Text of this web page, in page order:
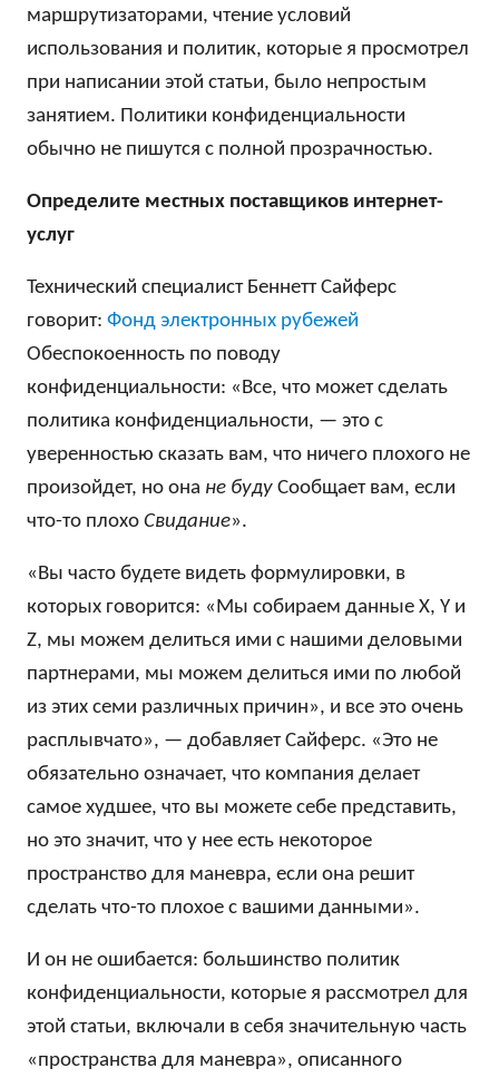
маршрутизаторами, чтение условий
использования и политик, которые я просмотрел
при написании этой статьи, было непростым
занятием. Политики конфиденциальности
обычно не пишутся с полной прозрачностью.
Определите местных поставщиков интернет-
услуг
Технический специалист Беннетт Сайферс
говорит: Фонд электронных рубежей
Обеспокоенность по поводу
конфиденциальности: «Все, что может сделать
политика конфиденциальности, — это с
уверенностью сказать вам, что ничего плохого не
произойдет, но она не буду Сообщает вам, если
что-то плохо Свидание».
«Вы часто будете видеть формулировки, в
которых говорится: «Мы собираем данные X, Y и
Z, мы можем делиться ими с нашими деловыми
партнерами, мы можем делиться ими по любой
из этих семи различных причин», и все это очень
расплывчато», — добавляет Сайферс. «Это не
обязательно означает, что компания делает
самое худшее, что вы можете себе представить,
но это значит, что у нее есть некоторое
пространство для маневра, если она решит
сделать что-то плохое с вашими данными».
И он не ошибается: большинство политик
конфиденциальности, которые я рассмотрел для
этой статьи, включали в себя значительную часть
«пространства для маневра», описанного